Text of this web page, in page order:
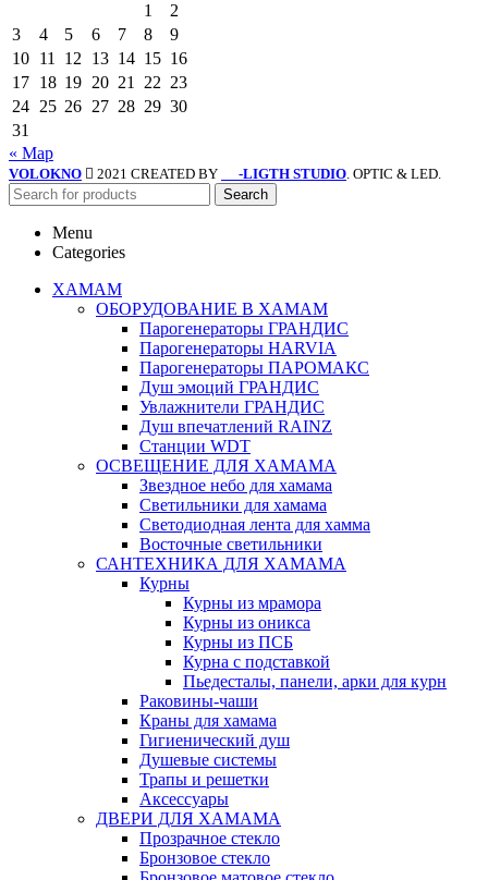
1
2
3
4 5 6 7 8
9
10 11 12 13 14 15 16
17 18 19 20 21 22 23
24 25 26 27 28 29 30
31
« Мар
VOLOKNO 2021 CREATED BY -LIGTH STUDIO. OPTIC & LED.
Search
Menu
Categories
ХАМАМ
ОБОРУДОВАНИЕ В ХАМАМ
Парогенераторы ГРАНДИС
Парогенераторы HARVIA
Парогенераторы ПАРОМАКС
Душ эмоций ГРАНДИС
Увлажнители ГРАНДИС
Душ впечатлений RAINZ
Станции WDT
ОСВЕЩЕНИЕ ДЛЯ ХАМАМА
Звездное небо для хамама
Светильники для хамама
Светодиодная лента для хамма
Восточные светильники
САНТЕХНИКА ДЛЯ ХАМАМА
Курны
Курны из мрамора
Курны из оникса
Курны из ПСБ
Курна с подставкой
Пьедесталы, панели, арки для курн
Раковины-чаши
Краны для хамама
Гигиенический душ
Душевые системы
Трапы и решетки
Аксессуары
ДВЕРИ ДЛЯ ХАМАМА
Прозрачное стекло
Бронзовое стекло